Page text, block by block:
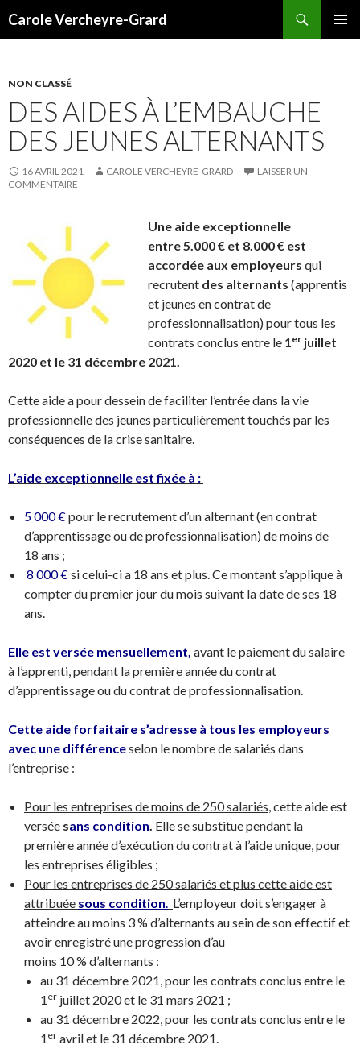
Carole Vercheyre-Grard
NON CLASSÉ
DES AIDES À L’EMBAUCHE
DES JEUNES ALTERNANTS
16 AVRIL 2021 CAROLE VERCHEYRE-GRARD
LAISSER UN
COMMENTAIRE
Une aide exceptionnelle
entre5.000 € et 8.000 € est
accordée aux employeurs qui
recrutent des alternants (apprentis
et jeunes en contrat de
professionnalisation) pour tous les
contrats conclus entre le 1er juillet
2020 et le 31 décembre 2021.
Cette aide a pour dessein de faciliter l’entrée dans la vie
professionnelle des jeunes particulièrement touchés par les
conséquences de la crise sanitaire.
L’aide exceptionnelle est fixée à :
5 000 €pour le recrutement d’un alternant (en contrat
d’apprentissage ou de professionnalisation) de moins de
18 ans ;
8 000 €si celui-ci a 18 ans et plus. Ce montant s’applique à
compter du premier jour du mois suivant la date de ses 18
ans.
Elle est versée mensuellement, avant le paiement du salaire
à l’apprenti, pendant la première année du contrat
d’apprentissage ou du contrat de professionnalisation.
Cette aide forfaitaire s’adresse à tous les employeurs
avec une différenceselon le nombre de salariés dans
l’entreprise :
Pour les entreprises de moins de 250 salariés,cette aide est
versée sans condition. Elle se substitue pendant la
première année d’exécution du contrat à l’aide unique, pour
les entreprises éligibles ;
Pour les entreprises de 250 salariés et plus cette aide est
attribuée sous condition. L’employeur doit s’engager à
atteindre au moins 3 % d’alternants au sein de son effectif et
avoir enregistré une progression d’au
moins 10 % d’alternants :
au 31 décembre 2021, pour les contrats conclus entre le
1 er juillet 2020 et le 31 mars 2021 ;
au 31 décembre 2022, pour les contrats conclus entre le
1 er avril et le 31 décembre 2021.